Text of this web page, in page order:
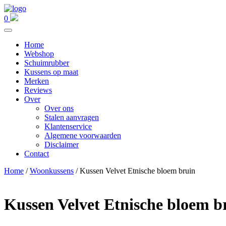
0
Home
Webshop
Schuimrubber
Kussens op maat
Merken
Reviews
Over
Over ons
Stalen aanvragen
Klantenservice
Algemene voorwaarden
Disclaimer
Contact
Home /Woonkussens / Kussen Velvet Etnische bloem bruin
Kussen Velvet Etnische bloem